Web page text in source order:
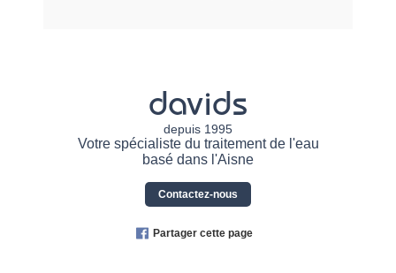
davids
depuis 1995
Votre spécialiste du traitement de l'eau
basé dans l'Aisne
Contactez-nous
Partager cette page